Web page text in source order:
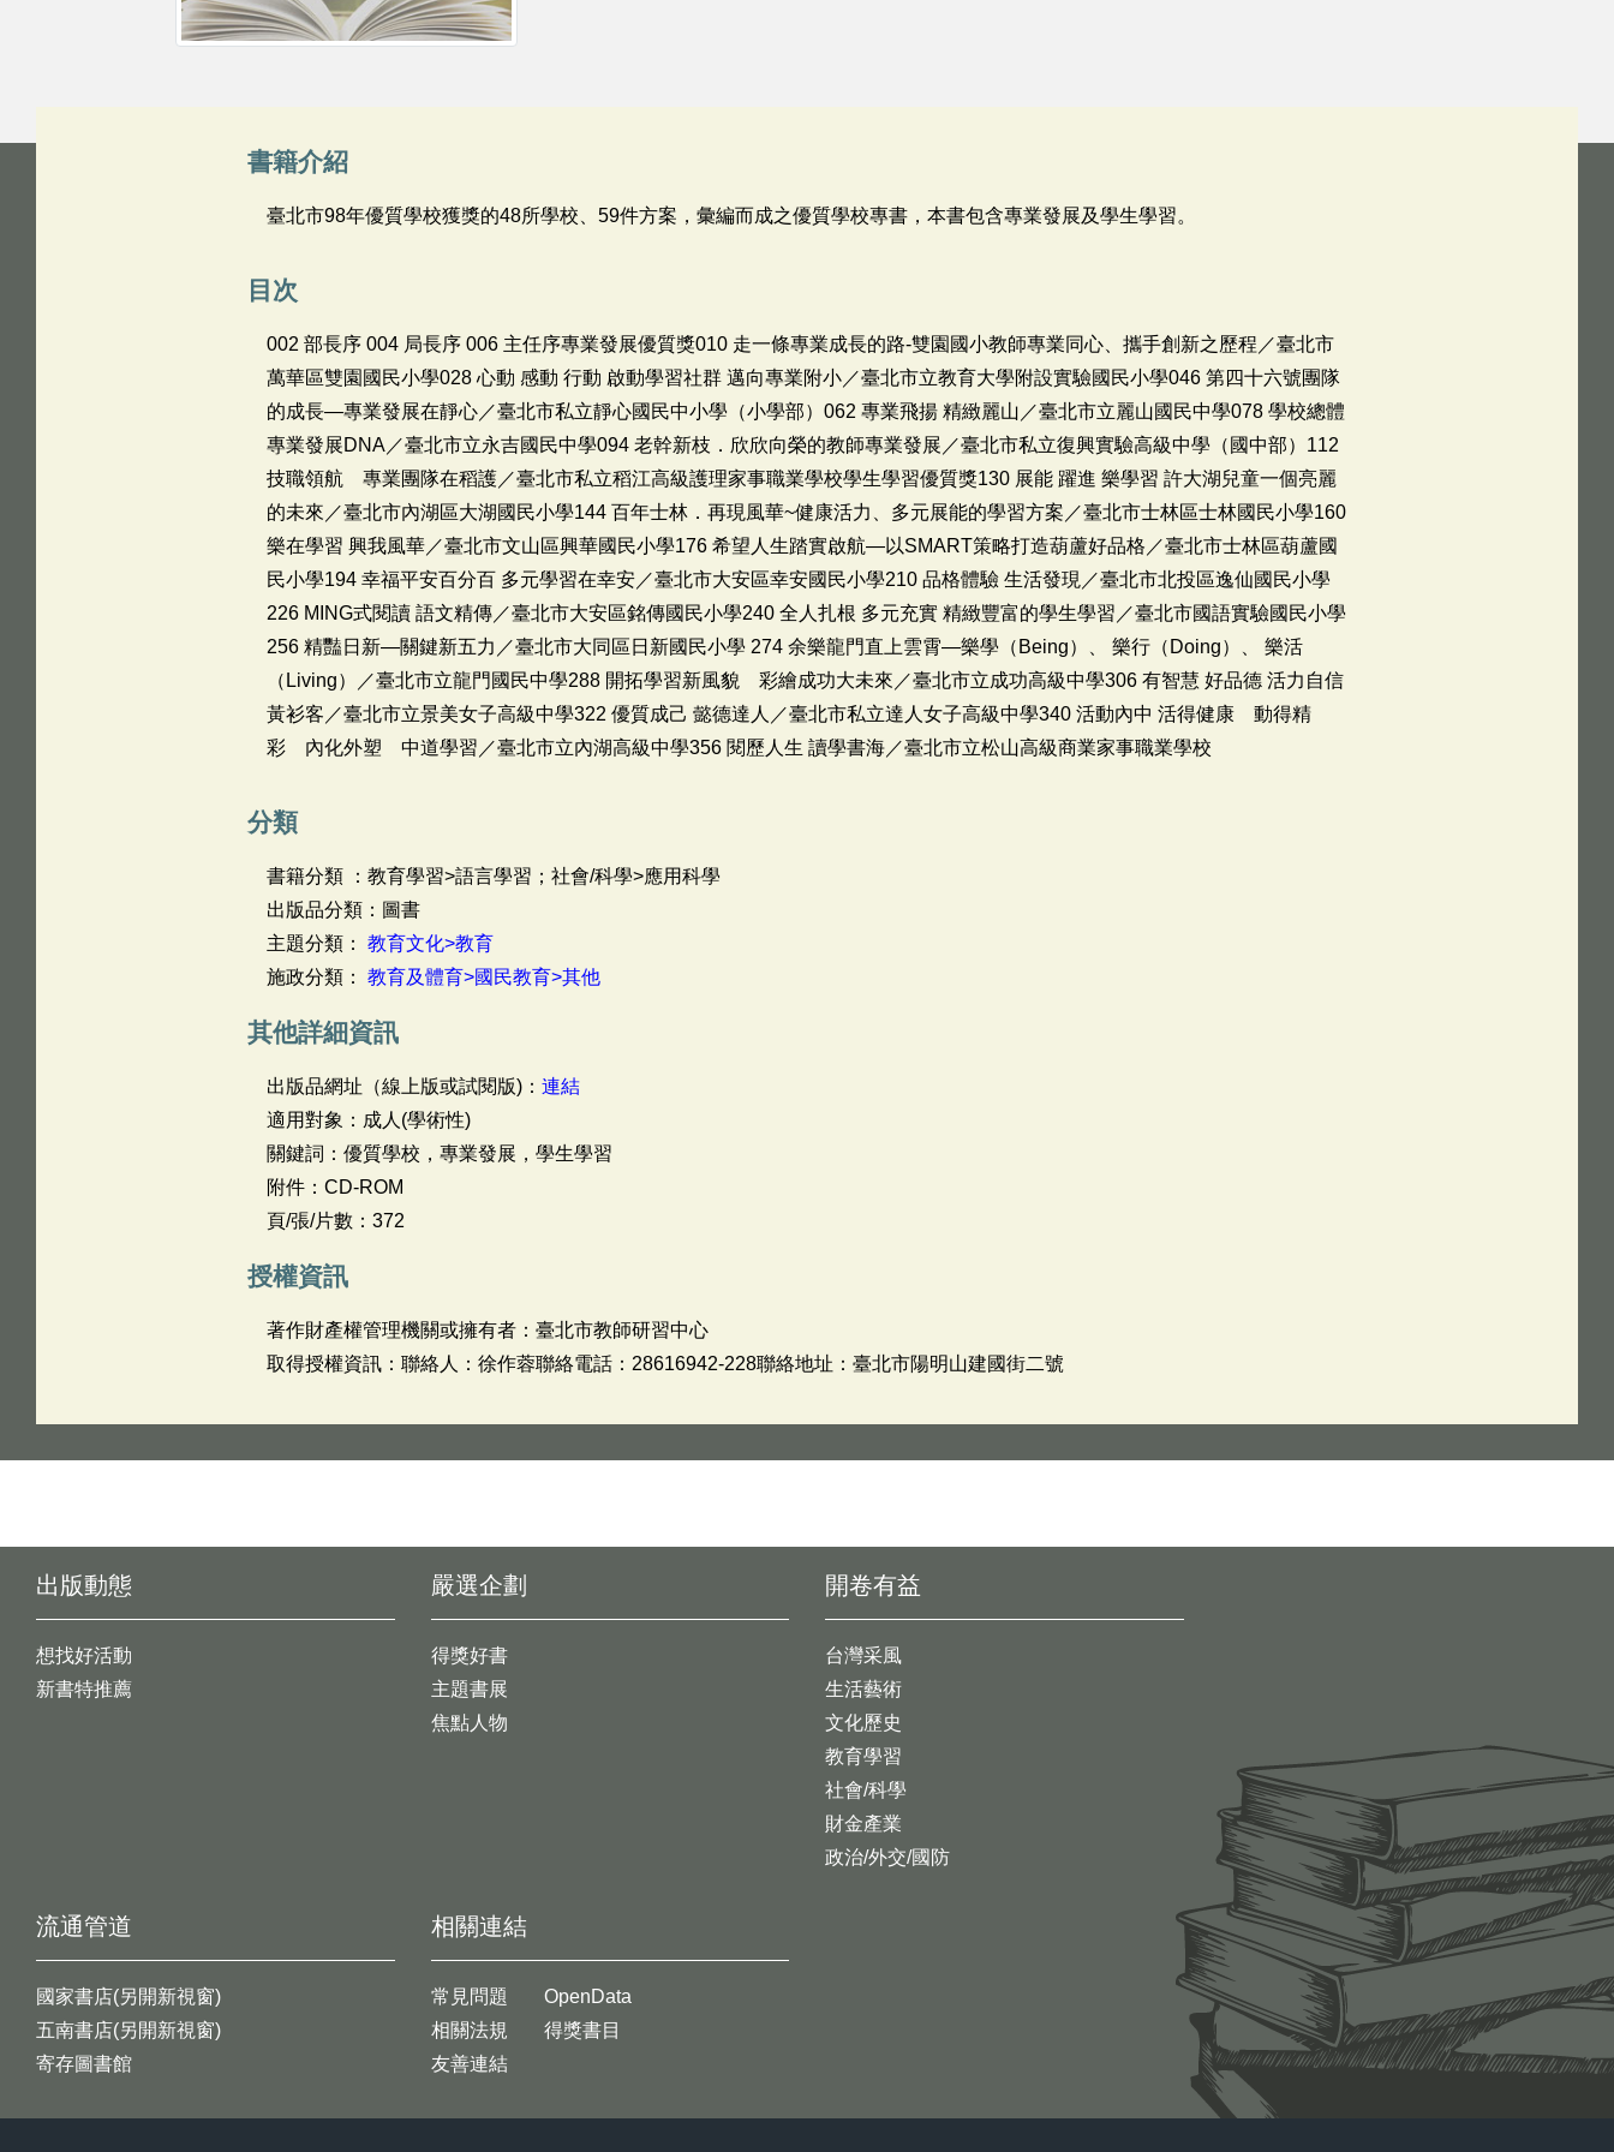
書籍介紹
臺北市98年優質學校獲獎的48所學校、59件方案，彙編而成之優質學校專書，本書包含專業發展及學生學習。
目次
002 部長序 004 局長序 006 主任序專業發展優質獎010 走一條專業成長的路-雙園國小教師專業同心、攜手創新之歷程／臺北市
萬華區雙園國民小學028 心動 感動 行動 啟動學習社群 邁向專業附小／臺北市立教育大學附設實驗國民小學046 第四十六號團隊
的成長—專業發展在靜心／臺北市私立靜心國民中小學（小學部）062 專業飛揚 精緻麗山／臺北市立麗山國民中學078 學校總體
專業發展DNA／臺北市立永吉國民中學094 老幹新枝．欣欣向榮的教師專業發展／臺北市私立復興實驗高級中學（國中部）112
技職領航 專業團隊在稻護／臺北市私立稻江高級護理家事職業學校學生學習優質獎130 展能 躍進 樂學習 許大湖兒童一個亮麗
的未來／臺北市內湖區大湖國民小學144 百年士林．再現風華~健康活力、多元展能的學習方案／臺北市士林區士林國民小學160
樂在學習 興我風華／臺北市文山區興華國民小學176 希望人生踏實啟航—以SMART策略打造葫蘆好品格／臺北市士林區葫蘆國
民小學194 幸福平安百分百 多元學習在幸安／臺北市大安區幸安國民小學210 品格體驗 生活發現／臺北市北投區逸仙國民小學
226 MING式閱讀 語文精傳／臺北市大安區銘傳國民小學240 全人扎根 多元充實 精緻豐富的學生學習／臺北市國語實驗國民小學
256 精豔日新—關鍵新五力／臺北市大同區日新國民小學 274 余樂龍門直上雲霄—樂學（Being）、 樂行（Doing）、 樂活
（Living）／臺北市立龍門國民中學288 開拓學習新風貌 彩繪成功大未來／臺北市立成功高級中學306 有智慧 好品德 活力自信
黃衫客／臺北市立景美女子高級中學322 優質成己 懿德達人／臺北市私立達人女子高級中學340 活動內中 活得健康 動得精
彩 內化外塑 中道學習／臺北市立內湖高級中學356 閱歷人生 讀學書海／臺北市立松山高級商業家事職業學校
分類
書籍分類 ：教育學習>語言學習；社會/科學>應用科學
出版品分類：圖書
主題分類： 教育文化>教育
施政分類： 教育及體育>國民教育>其他
其他詳細資訊
出版品網址（線上版或試閱版)： 連結
適用對象：成人(學術性)
關鍵詞：優質學校，專業發展，學生學習
附件：CD-ROM
頁/張/片數：372
授權資訊
著作財產權管理機關或擁有者：臺北市教師研習中心
取得授權資訊：聯絡人：徐作蓉聯絡電話：28616942-228聯絡地址：臺北市陽明山建國街二號
出版動態
想找好活動
新書特推薦
開卷有益
台灣采風
生活藝術
文化歷史
教育學習
社會/科學
財金產業
政治/外交/國防
嚴選企劃
得獎好書
主題書展
焦點人物
流通管道
國家書店(另開新視窗)
五南書店(另開新視窗)
寄存圖書館
相關連結
常見問題
相關法規
友善連結
OpenData
得獎書目